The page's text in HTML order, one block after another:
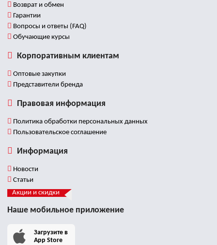
Возврат и обмен
Гарантии
Вопросы и ответы (FAQ)
Обучающие курсы
Корпоративным клиентам
Оптовые закупки
Представители бренда
Правовая информация
Политика обработки персональных данных
Пользовательское соглашение
Информация
Новости
Статьи
Акции и скидки
Наше мобильное приложение
Загрузите в
App Store